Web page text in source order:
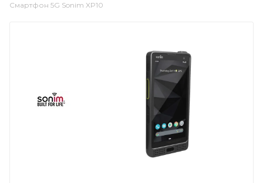
Смартфон 5G Sonim XP10